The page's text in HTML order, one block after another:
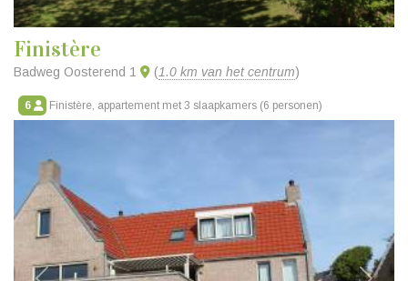
Finistère
Badweg Oosterend 1 (1.0 km van het centrum)
6 Finistère, appartement met 3 slaapkamers (6 personen)